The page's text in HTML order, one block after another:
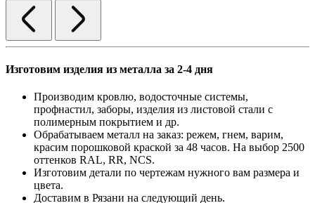
Изготовим изделия из металла за 2-4 дня
Производим кровлю, водосточные системы,
профнастил, заборы, изделия из листовой стали с
полимерным покрытием и др.
Обрабатываем металл на заказ: режем, гнем, варим,
красим порошковой краской за 48 часов. На выбор 2500
оттенков RAL, RR, NCS.
Изготовим детали по чертежам нужного вам размера и
цвета.
Доставим в Рязани на следующий день.